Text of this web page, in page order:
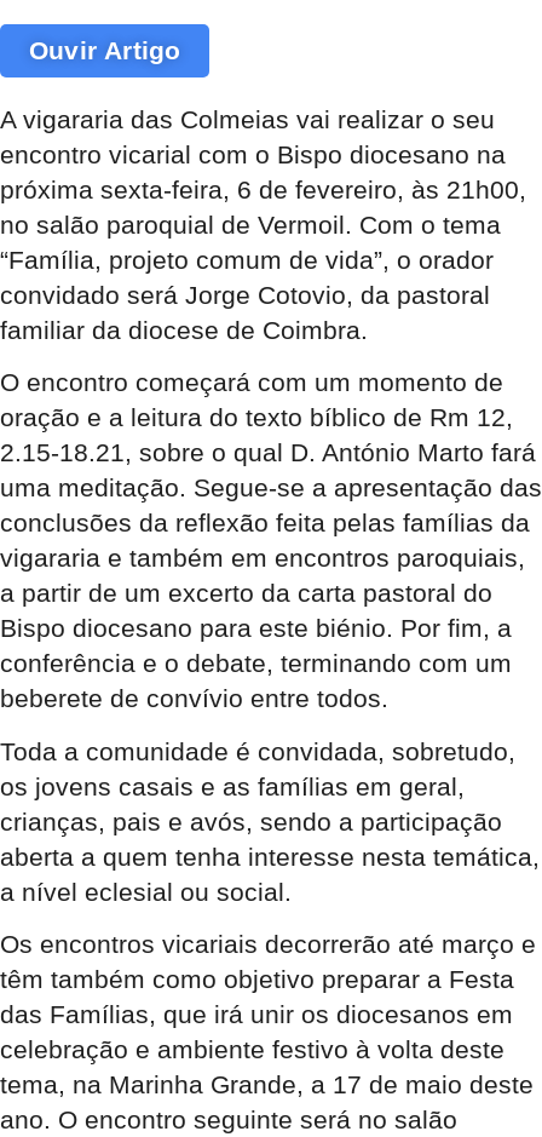
Ouvir Artigo
A vigararia das Colmeias vai realizar o seu
encontro vicarial com o Bispo diocesano na
próxima sexta-feira, 6 de fevereiro, às 21h00,
no salão paroquial de Vermoil. Com o tema
“Família, projeto comum de vida”, o orador
convidado será Jorge Cotovio, da pastoral
familiar da diocese de Coimbra.
O encontro começará com um momento de
oração e a leitura do texto bíblico de Rm 12,
2.15-18.21, sobre o qual D. António Marto fará
uma meditação. Segue-se a apresentação das
conclusões da reflexão feita pelas famílias da
vigararia e também em encontros paroquiais,
a partir de um excerto da carta pastoral do
Bispo diocesano para este biénio. Por fim, a
conferência e o debate, terminando com um
beberete de convívio entre todos.
Toda a comunidade é convidada, sobretudo,
os jovens casais e as famílias em geral,
crianças, pais e avós, sendo a participação
aberta a quem tenha interesse nesta temática,
a nível eclesial ou social.
Os encontros vicariais decorrerão até março e
têm também como objetivo preparar a Festa
das Famílias, que irá unir os diocesanos em
celebração e ambiente festivo à volta deste
tema, na Marinha Grande, a 17 de maio deste
ano. O encontro seguinte será no salão